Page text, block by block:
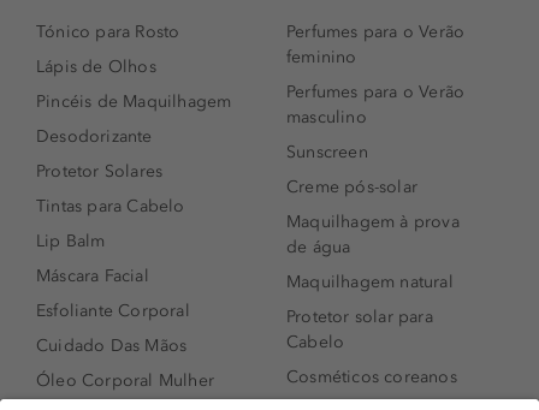
Tónico para Rosto
Lápis de Olhos
Pincéis de Maquilhagem
Desodorizante
Protetor Solares
Tintas para Cabelo
Lip Balm
Máscara Facial
Esfoliante Corporal
Cuidado Das Mãos
Óleo Corporal Mulher
Perfumes para o Verão
feminino
Perfumes para o Verão
masculino
Sunscreen
Creme pós-solar
Maquilhagem à prova
de água
Maquilhagem natural
Protetor solar para
Cabelo
Cosméticos coreanos